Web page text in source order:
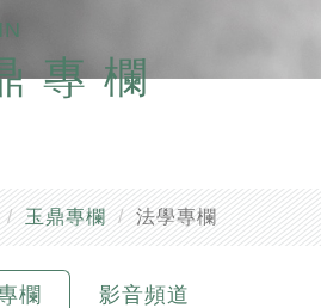
專欄
玉鼎專欄 法學專欄
欄 影音頻道